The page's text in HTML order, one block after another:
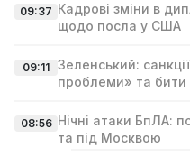
09:37 Кадрові зміни в
щодо посла у США
09:11 Зеленський:
проблеми» та бити
08:56 Нічні атаки БпЛА:
та під Москвою